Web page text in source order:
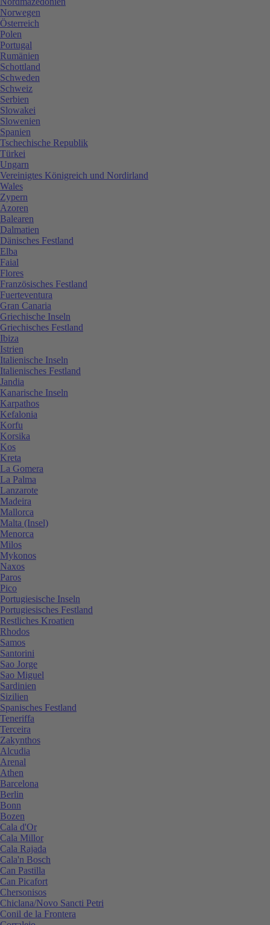
Norwegen
Österreich
Polen
Portugal
Rumänien
Schottland
Schweden
Schweiz
Serbien
Slowakei
Slowenien
Spanien
Tschechische Republik
Türkei
Ungarn
Vereinigtes Königreich und Nordirland
Wales
Zypern
Azoren
Balearen
Dalmatien
Dänisches Festland
Elba
Faial
Flores
Französisches Festland
Fuerteventura
Gran Canaria
Griechische Inseln
Griechisches Festland
Ibiza
Istrien
Italienische Inseln
Italienisches Festland
Jandia
Kanarische Inseln
Karpathos
Kefalonia
Korfu
Korsika
Kos
Kreta
La Gomera
La Palma
Lanzarote
Madeira
Mallorca
Malta (Insel)
Menorca
Milos
Mykonos
Naxos
Paros
Pico
Portugiesische Inseln
Portugiesisches Festland
Restliches Kroatien
Rhodos
Samos
Santorini
Sao Jorge
Sao Miguel
Sardinien
Sizilien
Spanisches Festland
Teneriffa
Terceira
Zakynthos
Alcudia
Arenal
Athen
Barcelona
Berlin
Bonn
Bozen
Cala d'Or
Cala Millor
Cala Rajada
Cala'n Bosch
Can Pastilla
Can Picafort
Chersonisos
Chiclana/Novo Sancti Petri
Conil de la Frontera